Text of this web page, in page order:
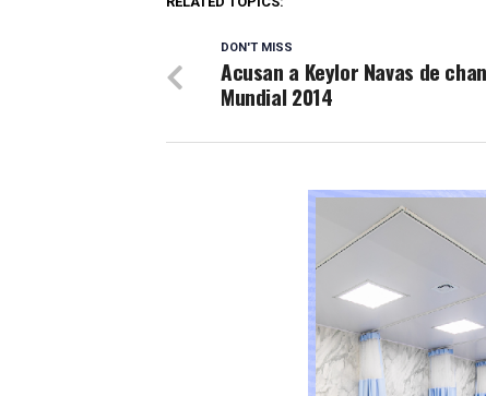
DON'T MISS
Acusan a Keylor Navas de
Mundial 2014